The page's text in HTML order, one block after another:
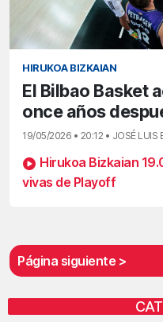
HIRUKOA BIZKAIAN
El Bilbao Basket
once años
19/05/2026 • 20:12 • JOSÉ LUIS
Hirukoa Bizkaian
vivas de Playoff
Página siguiente >